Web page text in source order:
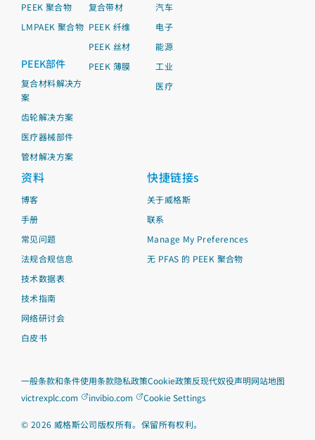
PEEK 聚合物
LMPAEK 聚合物
PEEK部件
复合材料解决方
案
齿轮解决方案
医疗器械部件
管材解决方案
复合带材
PEEK 纤维
PEEK 丝材
PEEK 薄膜
汽车
电子
能源
工业
医疗
资料
博客
手册
常见问题
法规合规信息
技术数据表
技术指南
网络研讨会
白皮书
快捷链接s
关于威格斯
联系
Manage My Preferences
无 PFAS 的 PEEK 聚合物
一般条款和条件使用条款隐私政策Cookie政策反现代奴役声明网站地图
victrexplc.com
invibio.com Cookie Settings
© 2026 威格斯公司版权所有。保留所有权利。